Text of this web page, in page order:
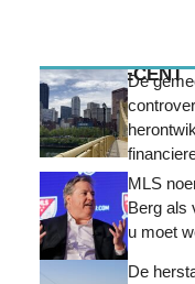
MEEST RECENT
De
MLS
Berg als
u moet
De